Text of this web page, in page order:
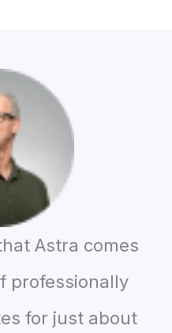
Astra comes
professionally
for just about